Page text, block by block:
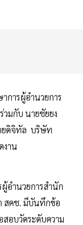
การผู้อำนวยการ
มกับ นายชัยยง
ยดิจิทัล บริษัท
งาน
อำนวยการสำนัก
สคช. มีบันทึกข้อ
สอบวัดระดับความ